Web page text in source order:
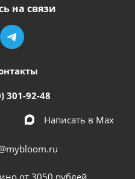
на связи
301-92-48
Написать в Мах
от 3050 рублей.